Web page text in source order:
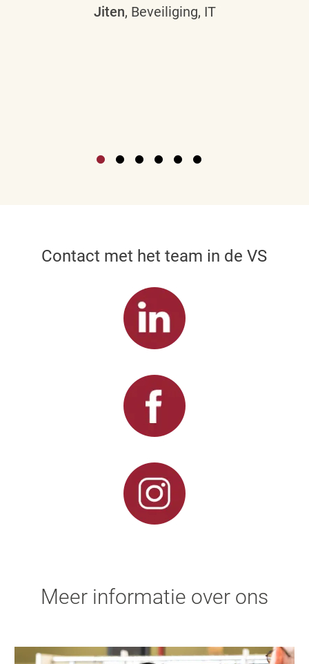
Jiten, Beveiliging, IT
Contact met het team in de VS
Meer informatie over ons